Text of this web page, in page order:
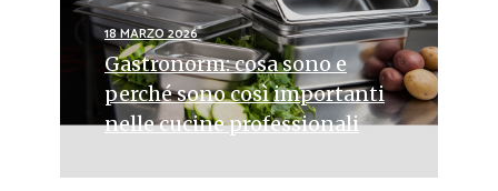
18 MARZO 2026
Gastronorm: cosa sono e
perché sono così importanti
nelle cucine professionali